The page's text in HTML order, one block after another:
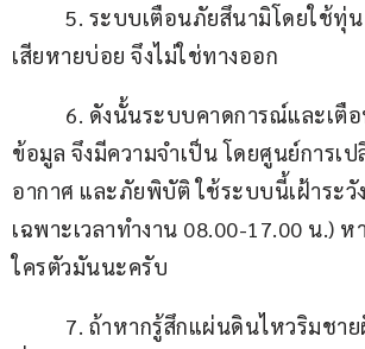
5. ระบบเตือนภัยสึนามิโดยใช้ทุ่น
เสียหายบ่อย จึงไม่ใช่ทางออก
6. ดังนั้นระบบคาดการณ์และเตือ
ข้อมูล จึงมีความจำเป็น โดยศูนย์การเ
อากาศ และภัยพิบัติ ใช้ระบบนี้เฝ้าระวัง
เฉพาะเวลาทำงาน 08.00-17.00 น.) ห
ใครตัวมันนะครับ
7. ถ้าหากรู้สึกแผ่นดินไหวริมชาย